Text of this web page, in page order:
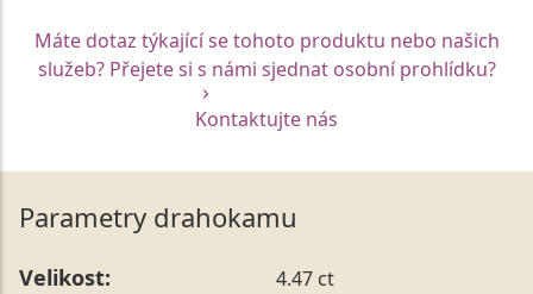
Máte dotaz týkající se tohoto produktu nebo našich
služeb? Přejete si s námi sjednat osobní prohlídku?
Kontaktujte nás
Parametry drahokamu
Velikost: 4.47 ct